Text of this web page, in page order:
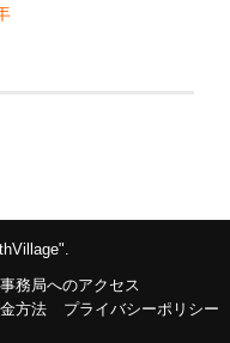
事務局へのアクセス
方法 プライバシーポリシー